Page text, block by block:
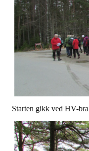
Starten gikk ved HV-